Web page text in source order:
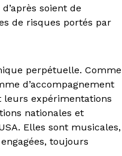
soient de
de risques portés par
perpétuelle. Comme
d’accompagnement
leurs expérimentations
nationales et
Elles sont musicales,
toujours